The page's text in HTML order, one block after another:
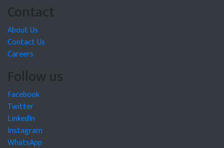
Contact
About Us
Contact Us
Careers
Follow us
Facebook
Twitter
LinkedIn
Instagram
WhatsApp